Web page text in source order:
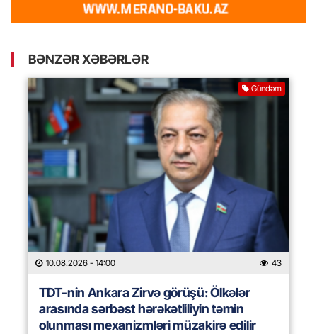
BƏNZƏR XƏBƏRLƏR
Gündəm
10.08.2026 - 14:00 43
TDT-nin Ankara Zirvə görüşü: Ölkələr
arasında sərbəst hərəkətliliyin təmin
olunması mexanizmləri müzakirə edilir